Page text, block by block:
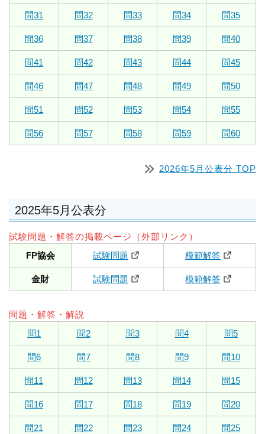
問31 問32 問33 問34 問35
問36 問37 問38 問39 問40
問41 問42 問43 問44 問45
問46 問47 問48 問49 問50
問51 問52 問53 問54 問55
問56 問57 問58 問59 問60
2026年5月公表分 TOP
2025年5月公表分
試験問題・解答の掲載ページ（外部リンク）
FP協会
試験問題 模範解答
金財 試験問題 模範解答
問題・解答・解説
問1
問2 問3 問4 問5
問6 問7 問8 問9 問10
問11 問12 問13 問14 問15
問16 問17 問18 問19 問20
問21 問22 問23 問24 問25